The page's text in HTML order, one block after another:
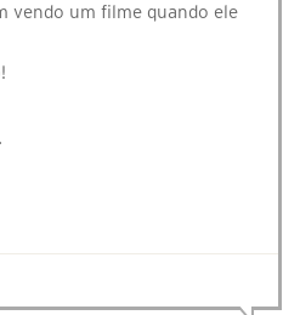
vendo um filme quando ele